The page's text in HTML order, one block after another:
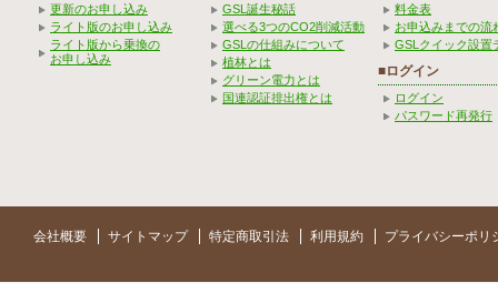
更新のお申し込み
ライト版のお申し込み
ライト版から乗換の
お申し込み
GSL誕生秘話
選べる3つのCO2削減活動
GSLの仕組みについて
植林とは
グリーン電力とは
国連認証排出権とは
料金表
お申込みまでの流
GSLクイック設置
■ログイン
ログイン
パスワード再発行
会社概要 サイトマップ 特定商取引法 利用規約 プライバシーポリ